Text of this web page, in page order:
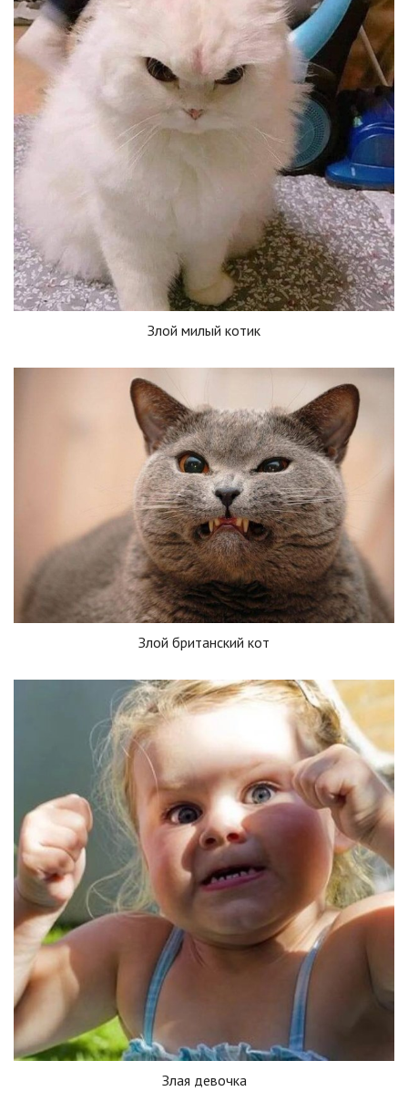
Злой милый котик
Злой британский кот
Злая девочка